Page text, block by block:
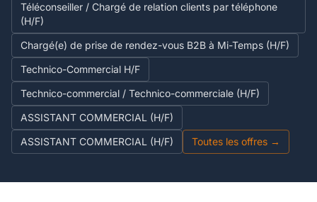
Téléconseiller / Chargé de relation clients par téléphone
(H/F)
Chargé(e) de prise de rendez-vous B2B à Mi-Temps (H/F)
Technico-Commercial H/F
Technico-commercial / Technico-commerciale (H/F)
ASSISTANT COMMERCIAL (H/F)
ASSISTANT COMMERCIAL (H/F)
Toutes les offres →